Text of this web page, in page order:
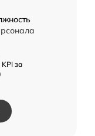
за